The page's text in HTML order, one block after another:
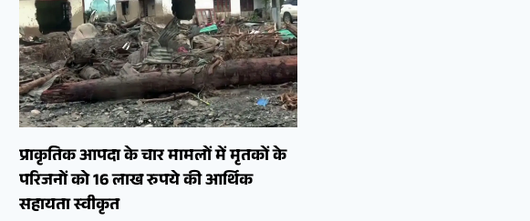
प्राकृतिक आपदा के चार मामलों में मृतकों के
परिजनों को 16 लाख रुपये की आर्थिक
सहायता स्वीकृत